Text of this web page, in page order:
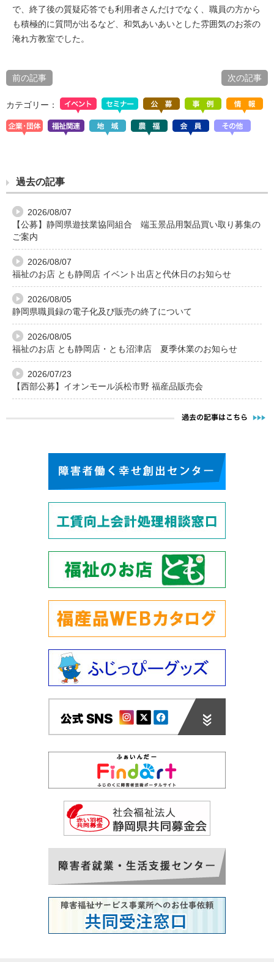
で、終了後の質疑応答でも利用者さんだけでなく、職員の方から
も積極的に質問が出るなど、和気あいあいとした雰囲気のお茶の
淹れ方教室でした。
前の記事 次の記事
カテゴリー：
過去の記事
2026/08/07
【公募】静岡県遊技業協同組合 端玉景品用製品買い取り募集の
ご案内
2026/08/07
福祉のお店 とも静岡店 イベント出店と代休日のお知らせ
2026/08/05
静岡県職員録の電子化及び販売の終了について
2026/08/05
福祉のお店 とも静岡店・とも沼津店 夏季休業のお知らせ
2026/07/23
【西部公募】イオンモール浜松市野 福産品販売会